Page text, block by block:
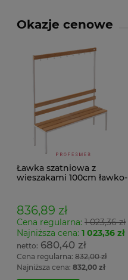
Okazje cenowe
Ławka szatniowa z
wieszakami 100cm ławko-
836,89 zł
Cena regularna: 1 023,36 zł
Najniższa cena: 1 023,36 zł
680,40 zł
Cena regularna: 832,00 zł
Najniższa cena: 832,00 zł